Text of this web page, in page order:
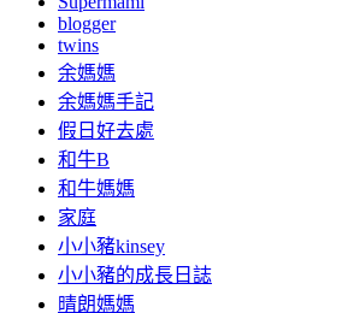
blogger
twins
余媽媽
余媽媽手記
假日好去處
和牛B
和牛媽媽
家庭
小小豬kinsey
小小豬的成長日誌
晴朗媽媽